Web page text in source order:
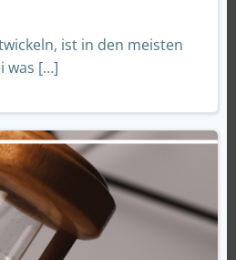
ist in den meisten
was […]